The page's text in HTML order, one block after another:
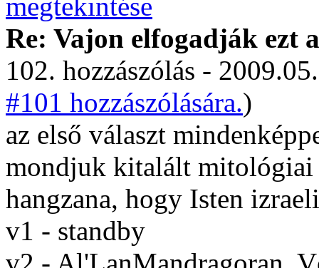
Re: Vajon elfogadják ezt
102. hozzászólás -
#101 hozzászólására.)
az első választ
mondjuk kitalált mitológiai
hangzana, hogy Isten
v1 - standby